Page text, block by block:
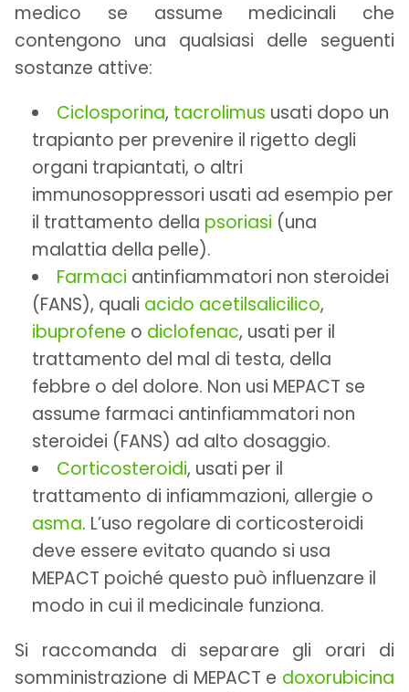
medico se assume medicinali che
contengono una qualsiasi delle seguenti
sostanze attive:
Ciclosporina, tacrolimus usati dopo un
trapianto per prevenire il rigetto degli
organi trapiantati, o altri
immunosoppressori usati ad esempio per
il trattamento della psoriasi (una
malattia della pelle).
Farmaci antinfiammatori non steroidei
(FANS), quali acido acetilsalicilico,
ibuprofene o diclofenac, usati per il
trattamento del mal di testa, della
febbre o del dolore. Non usi MEPACT se
assume farmaci antinfiammatori non
steroidei (FANS) ad alto dosaggio.
Corticosteroidi, usati per il
trattamento di infiammazioni, allergie o
asma. L’uso regolare di corticosteroidi
deve essere evitato quando si usa
MEPACT poiché questo può influenzare il
modo in cui il medicinale funziona.
Si raccomanda di separare gli orari di
somministrazione di MEPACT e doxorubicina